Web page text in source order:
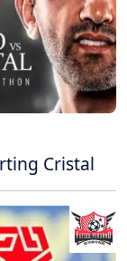
Cristal